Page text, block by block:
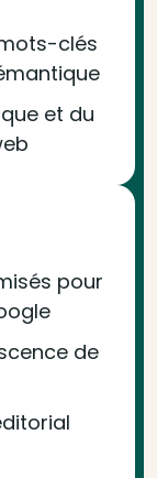
clés
et du
pour
de